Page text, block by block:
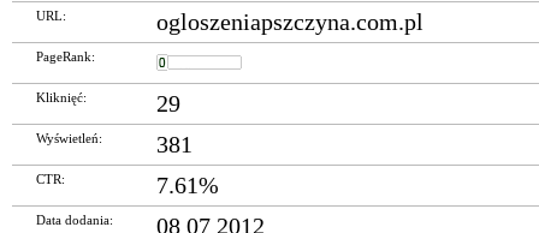
URL: ogloszeniapszczyna.com.pl
PageRank:
Kliknięć: 29
Wyświetleń: 381
CTR: 7.61%
Data dodania: 08 07 2012